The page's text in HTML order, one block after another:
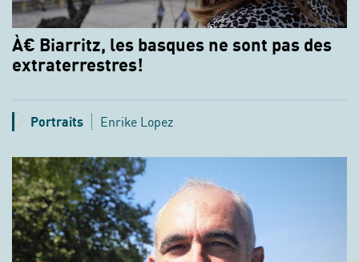
À€ Biarritz, les basques ne sont pas des
extraterrestres!
Portraits Enrike Lopez